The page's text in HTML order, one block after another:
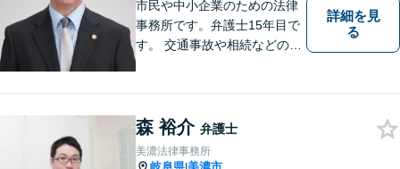
市民や中小企業のための法律
事務所です。弁護士15年目で
す。 交通事故や相続などの相
ました。特に交通事故では多
くの後遺障害事故や死亡事故
を解決してきました。
詳細を見
る
森 裕介 弁護士
美濃法律事務所